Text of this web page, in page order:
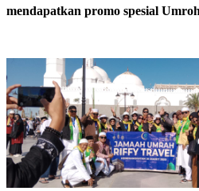
mendapatkan promo spesial